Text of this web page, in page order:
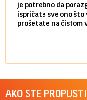
je potrebno da
ispričate sve ono što
prošetate na čistom
AKO STE